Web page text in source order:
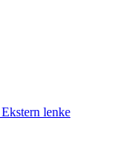
Ekstern lenke